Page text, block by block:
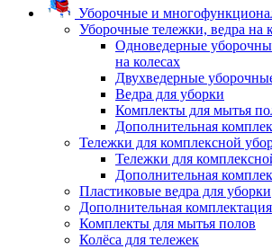
Уборочные и
Уборочные тележки, ведра на
Одноведерные
на колесах
Двухведерные
Ведра для уборки
Комплекты для мытья
Дополнительная
Тележки для комплексной
Тележки для
Дополнительная
Пластиковые ведра для уборки
Дополнительная комплектация
Комплекты для мытья полов
Колёса для тележек